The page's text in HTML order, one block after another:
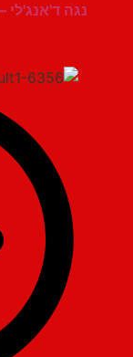
נגה ד'אנג'לי –